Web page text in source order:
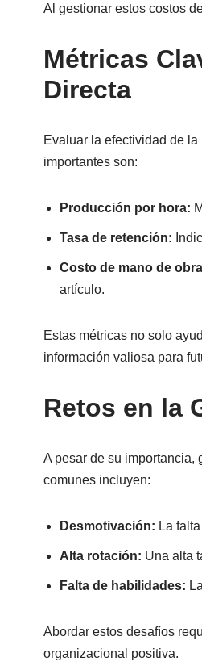
Al gestionar estos costos
Métricas
Directa
Evaluar la efectividad de
importantes son:
Producción por hora:
Tasa de retención:
Costo de mano de
artículo.
Estas métricas no solo
información valiosa para
Retos en la
A pesar de su importancia,
comunes incluyen:
Desmotivación: La
Alta rotación: Una alta
Falta de habilidades:
Abordar estos desafíos
organizacional positiva.